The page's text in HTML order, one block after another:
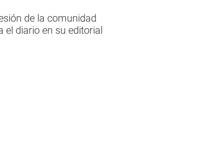
de la comunidad
el diario en su editorial